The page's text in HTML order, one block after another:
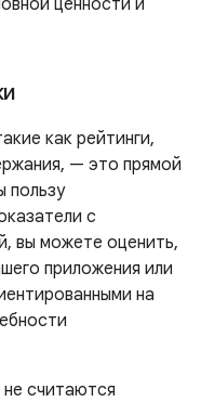
ценности и
как рейтинги,
— это прямой
пользу
с
вы можете оценить,
приложения или
на
считаются